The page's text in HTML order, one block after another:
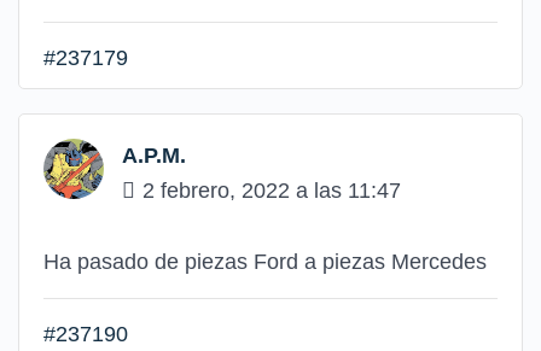
#237179
A.P.M.
2 febrero, 2022 a las 11:47
Ha pasado de piezas Ford a piezas Mercedes
#237190